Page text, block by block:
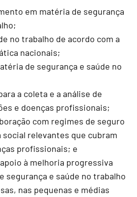
em matéria de segurança
no trabalho de acordo com a
nacionais;
de segurança e saúde no
a coleta e a análise de
e doenças profissionais;
com regimes de seguro
social relevantes que cubram
profissionais; e
à melhoria progressiva
segurança e saúde no trabalho
nas pequenas e médias